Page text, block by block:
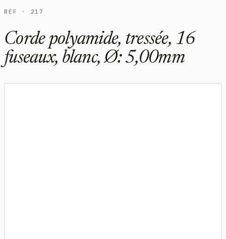
RÉF · 217
Corde polyamide, tressée, 16
fuseaux, blanc, Ø: 5,00mm